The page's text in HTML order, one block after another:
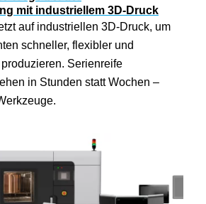
mit industriellem 3D-Druck
auf industriellen 3D-Druck, um
schneller, flexibler und
Serienreife
in Stunden statt Wochen –